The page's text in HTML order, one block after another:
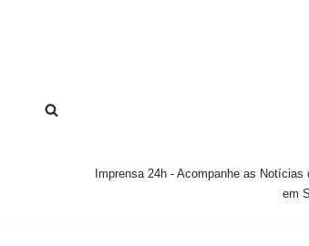
Imprensa 24h - Acompanhe as
em